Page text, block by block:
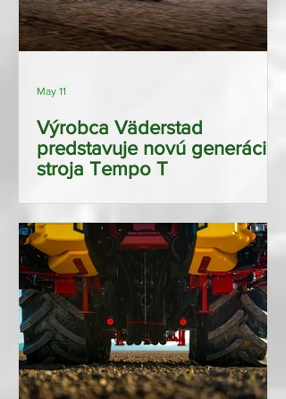
Výrobca Väderstad
predstavuje novú generáciu
stroja Tempo T
May 11